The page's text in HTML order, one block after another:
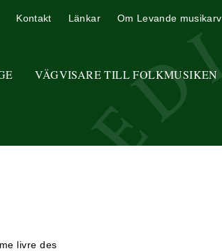
VÄGVISARE TILL FOLKMUSIKEN
Kontakt Länkar Om Levande musikarv
livre des